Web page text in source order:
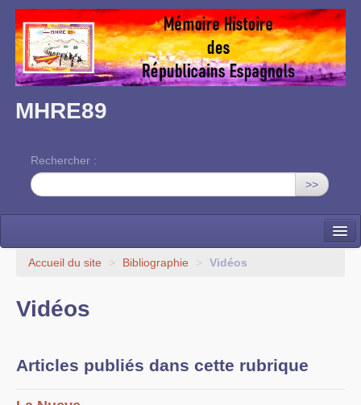
MHRE89
Rechercher :
>>
Accueil
Accueil du site > Bibliographie > Vidéos
Vidéos
Articles publiés dans cette rubrique